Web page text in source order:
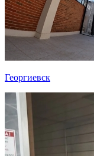
Георгиевск